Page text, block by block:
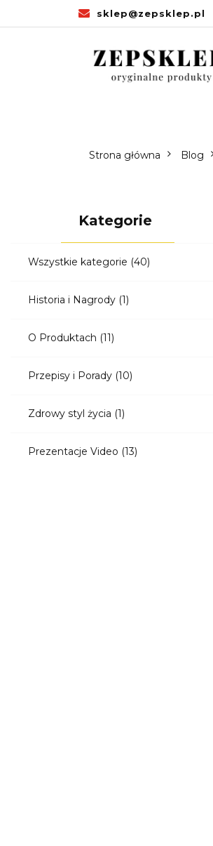
sklep@zepsklep.pl
Strona główna Blog
Kategorie
Wszystkie kategorie (40)
Historia i Nagrody (1)
O Produktach (11)
Przepisy i Porady (10)
Zdrowy styl życia (1)
Prezentacje Video (13)